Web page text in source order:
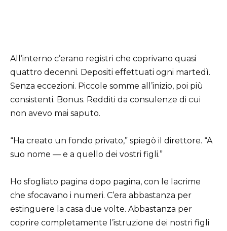
All’interno c’erano registri che coprivano quasi
quattro decenni. Depositi effettuati ogni martedì.
Senza eccezioni. Piccole somme all’inizio, poi più
consistenti. Bonus. Redditi da consulenze di cui
non avevo mai saputo.
“Ha creato un fondo privato,” spiegò il direttore. “A
suo nome — e a quello dei vostri figli.”
Ho sfogliato pagina dopo pagina, con le lacrime
che sfocavano i numeri. C’era abbastanza per
estinguere la casa due volte. Abbastanza per
coprire completamente l’istruzione dei nostri figli